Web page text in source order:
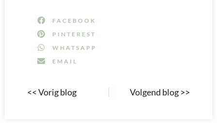
FACEBOOK
PINTEREST
WHATSAPP
EMAIL
<< Vorig blog Volgend blog >>